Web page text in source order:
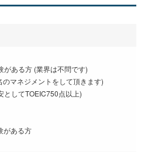
がある方 (業界は不問です)
マネジメントをして頂きます)
としてTOEIC750点以上)
がある方